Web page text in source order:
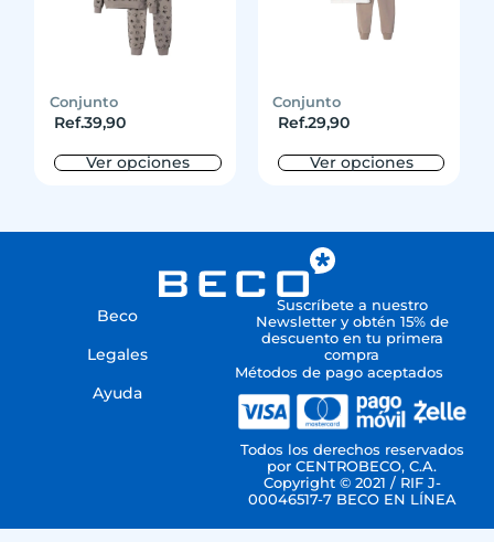
Conjunto
Ref.39,90
Ver opciones
Conjunto
Ref.29,90
Ver opciones
Beco
Legales
Ayuda
Suscríbete a nuestro
Newsletter y obtén 15% de
descuento en tu primera
compra
Métodos de pago aceptados
Todos los derechos reservados
por CENTROBECO, C.A.
Copyright © 2021 / RIF J-
00046517-7 BECO EN LÍNEA